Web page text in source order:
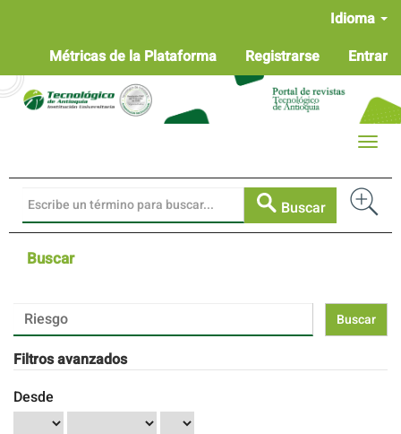
Contenido
principal
Barra
lateral
Idioma
Métricas de la Plataforma
Registrarse Entrar
Buscar
Toggle
Buscar
Buscar
artículos
por
Filtros avanzados
Desde